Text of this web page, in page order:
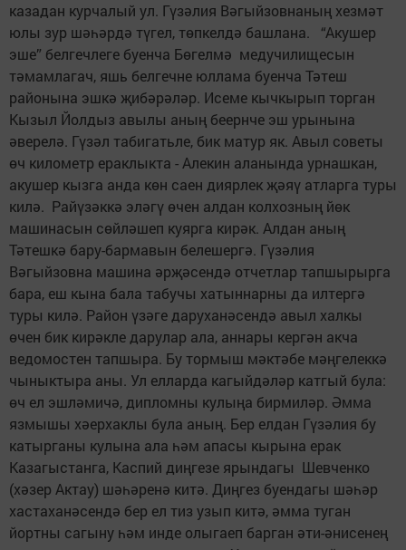
казадан курчалый ул. Гүзәлия Вәгыйзовнаның хезмәт
юлы зур шәһәрдә түгел, төпкелдә башлана. “Акушер
эше” белгечлеге буенча Бөгелмә медучилищесын
тәмамлагач, яшь белгечне юллама буенча Тәтеш
районына эшкә җибәрәләр. Исеме кычкырып торган
Кызыл Йолдыз авылы аның беернче эш урынына
әверелә. Гүзәл табигатьле, бик матур як. Авыл советы
өч километр ераклыкта - Алекин аланында урнашкан,
акушер кызга анда көн саен диярлек җәяү атларга туры
килә. Райүзәккә эләгү өчен алдан колхозның йөк
машинасын сөйләшеп куярга кирәк. Алдан аның
Тәтешкә бару-бармавын белешергә. Гүзәлия
Вәгыйзовна машина әрҗәсендә отчетлар тапшырырга
бара, еш кына бала табучы хатыннарны да илтергә
туры килә. Район үзәге даруханәсендә авыл халкы
өчен бик кирәкле дарулар ала, аннары кергән акча
ведомостен тапшыра. Бу тормыш мәктәбе мәңгелеккә
чыныктыра аны. Ул елларда кагыйдәләр катгый була:
өч ел эшләмичә, дипломны кулыңа бирмиләр. Әмма
язмышы хәерхаклы була аның. Бер елдан Гүзәлия бу
катырганы кулына ала һәм апасы кырына ерак
Казагыстанга, Каспий диңгезе ярындагы Шевченко
(хәзер Актау) шәһәренә китә. Диңгез буендагы шәһәр
хастаханәсендә бер ел тиз узып китә, әмма туган
йортны сагыну һәм инде олыгаеп барган әти-әнисенең